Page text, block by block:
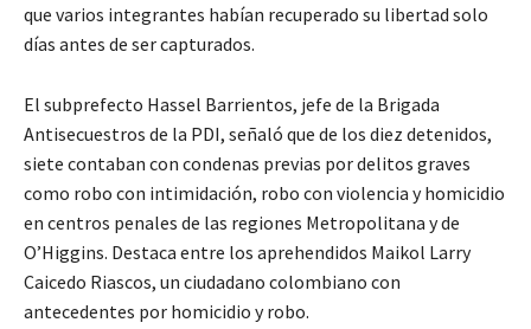
que varios integrantes habían recuperado su libertad solo
días antes de ser capturados.
El subprefecto Hassel Barrientos, jefe de la Brigada
Antisecuestros de la PDI, señaló que de los diez detenidos,
siete contaban con condenas previas por delitos graves
como robo con intimidación, robo con violencia y homicidio
en centros penales de las regiones Metropolitana y de
O’Higgins. Destaca entre los aprehendidos Maikol Larry
Caicedo Riascos, un ciudadano colombiano con
antecedentes por homicidio y robo.